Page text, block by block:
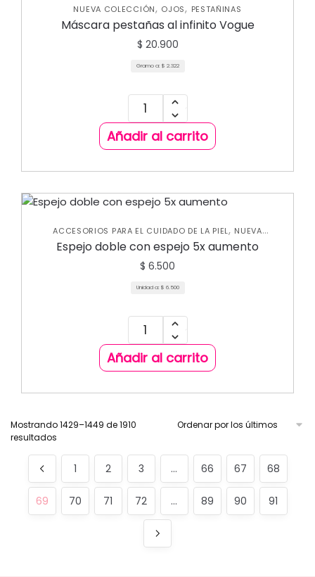
NUEVA COLECCIÓN, OJOS, PESTAÑINAS
Máscara pestañas al infinito Vogue
$ 20.900
Gramo a: $ 2.322
Añadir al carrito
ACCESORIOS PARA EL CUIDADO DE LA PIEL, NUEVA
COLECCIÓN
VARIEDADES
Espejo doble con espejo 5x aumento
$ 6.500
Unidad a: $ 6.500
Añadir al carrito
Mostrando 1429–1449 de 1910
resultados
1 2 3 … 66 67 68
69 70 71 72 … 89 90 91